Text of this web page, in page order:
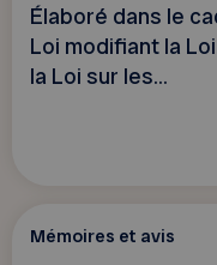
Élaboré dans le
Loi modifiant la
la Loi sur les...
Mémoires et avis